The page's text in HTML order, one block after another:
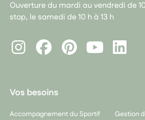
Ouverture du mardi au vendredi de
stop, le samedi de 10 h à 13 h
InstagramFacebookPinterest
Vos besoins
Accompagnement du Sportif
Gestion